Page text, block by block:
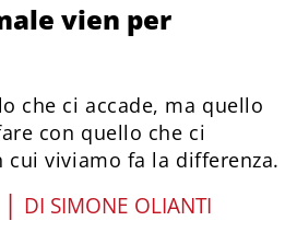
vien per
che ci accade, ma quello
con quello che ci
cui viviamo fa la differenza.
| DI SIMONE OLIANTI